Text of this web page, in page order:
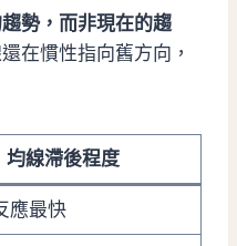
勢，而非現在的趨
在慣性指向舊方向，
均線滯後程度
應最快